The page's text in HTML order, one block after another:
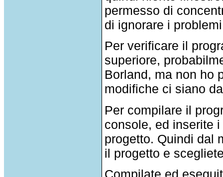
permesso di
di ignorare i
Per verificare il
superiore,
Borland, ma non ho
modifiche ci siano
Per compilare il
console, ed inserite
progetto. Quindi dal
il progetto e
Compilate ed